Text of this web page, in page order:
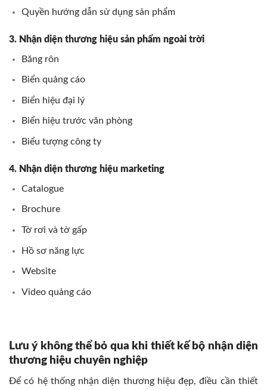
Quyền hướng dẫn sử dụng sản phẩm
3. Nhận diện thương hiệu sản phẩm ngoài trời
Băng rôn
Biển quảng cáo
Biển hiệu đại lý
Biển hiệu trước văn phòng
Biểu tượng công ty
4. Nhận diện thương hiệu marketing
Catalogue
Brochure
Tờ rơi và tờ gấp
Hồ sơ năng lực
Website
Video quảng cáo
Lưu ý không thể bỏ qua khi thiết kế bộ nhận diện
thương hiệu chuyên nghiệp
Để có hệ thống nhận diện thương hiệu đẹp, điều cần thiết